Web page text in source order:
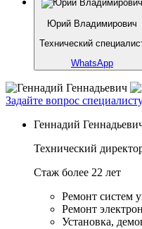
Юрий Владимирович
Технический
WhatsApp
Задайте вопрос
Геннадий
Технический
Стаж более 22 лет
Ремонт систем
Ремонт
Установка,